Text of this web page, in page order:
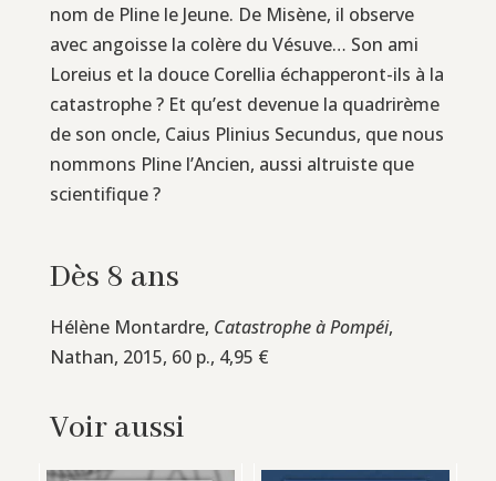
nom de Pline le Jeune. De Misène, il observe
avec angoisse la colère du Vésuve… Son ami
Loreius et la douce Corellia échapperont-ils à la
catastrophe ? Et qu’est devenue la quadrirème
de son oncle, Caius Plinius Secundus, que nous
nommons Pline l’Ancien, aussi altruiste que
scientifique ?
Dès 8 ans
Hélène Montardre, Catastrophe à Pompéi,
Nathan, 2015, 60 p., 4,95 €
Voir aussi